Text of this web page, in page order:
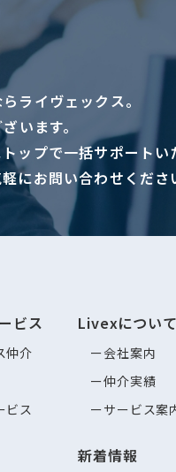
ライヴェックス。
います。
ップで一括サポートい
にお問い合わせくださ
ビス
仲介
ビス
Livexについて
会社案内
仲介実績
サービス案
新着情報